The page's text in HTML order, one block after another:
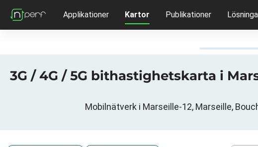
Applikationer Kartor Publikationer
3G / 4G / 5G bithastighetskarta i
Mobilnätverk i Marseille-12, Marseille,